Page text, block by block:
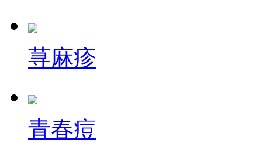
荨麻疹
青春痘